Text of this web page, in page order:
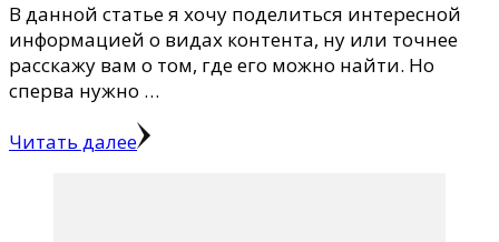
В данной статье я хочу поделиться интересной
информацией о видах контента, ну или точнее
расскажу вам о том, где его можно найти. Но
сперва нужно …
Читать далее